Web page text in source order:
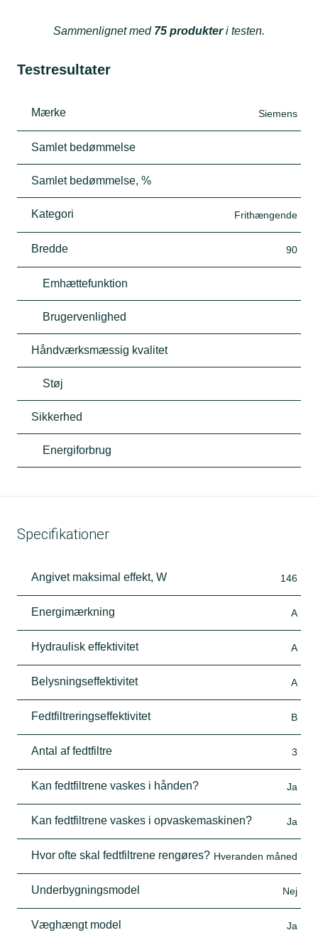
Sammenlignet med 75 produkteri testen.
Testresultater
Mærke Siemens
Samlet bedømmelse
Samlet bedømmelse, %
Kategori Frithængende
Bredde 90
Emhættefunktion
Brugervenlighed
Håndværksmæssig kvalitet
Støj
Sikkerhed
Energiforbrug
Specifikationer
Angivet maksimal effekt, W 146
Energimærkning A
Hydraulisk effektivitet A
Belysningseffektivitet A
Fedtfiltreringseffektivitet B
Antal af fedtfiltre 3
Kan fedtfiltrene vaskes i hånden? Ja
Kan fedtfiltrene vaskes i opvaskemaskinen? Ja
Hvor ofte skal fedtfiltrene rengøres? Hveranden måned
Underbygningsmodel Nej
Væghængt model Ja